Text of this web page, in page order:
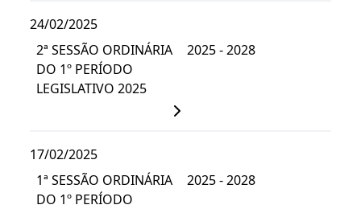
24/02/2025
2ª SESSÃO ORDINÁRIA
DO 1º PERÍODO
LEGISLATIVO 2025
2025 - 2028
17/02/2025
1ª SESSÃO ORDINÁRIA
DO 1º PERÍODO
2025 - 2028